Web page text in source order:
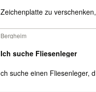
Zeichenplatte zu verschenken,
Bergheim
Ich suche Fliesenleger
ch suche einen Fliesenleger, d